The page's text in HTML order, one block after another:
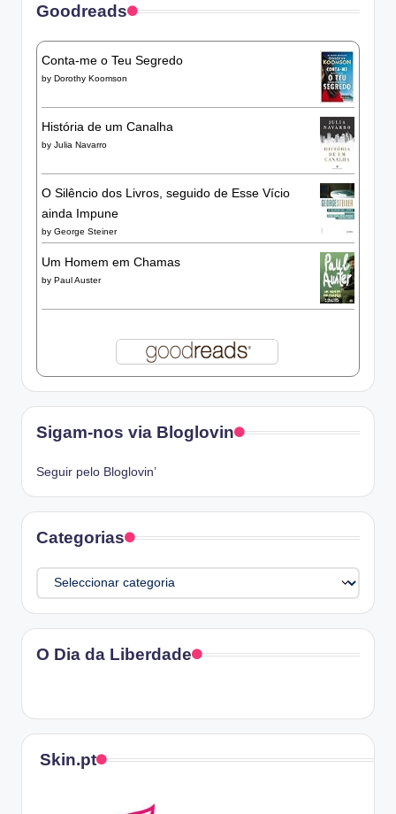
Goodreads
Conta-me o Teu Segredo
by Dorothy Koomson
História de um Canalha
by Julia Navarro
O Silêncio dos Livros, seguido de Esse Vício
ainda Impune
by George Steiner
Um Homem em Chamas
by Paul Auster
Sigam-nos via Bloglovin
Seguir pelo Bloglovin’
Categorias
Categorias
O Dia da Liberdade
Skin.pt